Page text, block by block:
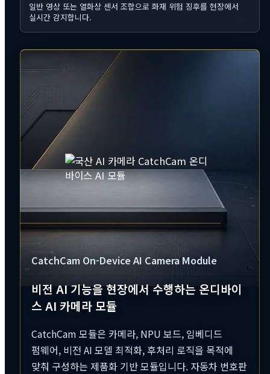
일반 영상 또는 열화상 센서 조합으로 화재 위험 징후를 현장에서
실시간 감지합니다.
CatchCam On-Device AI Camera Module
비전 AI 기능을 현장에서 수행하는 온디바이
스 AI 카메라 모듈
CatchCam 모듈은 카메라, NPU 보드, 임베디드
펌웨어, 비전 AI 모델 최적화, 후처리 로직을 목적에
맞춰 구성하는 제품화 기반 모듈입니다. 자동차 번호판